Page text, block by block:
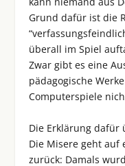
Grund dafür ist die
überall im Spiel
Zwar gibt es eine
pädagogische
Computerspiele
Die Erklärung dafür
Die Misere geht auf
zurück: Damals